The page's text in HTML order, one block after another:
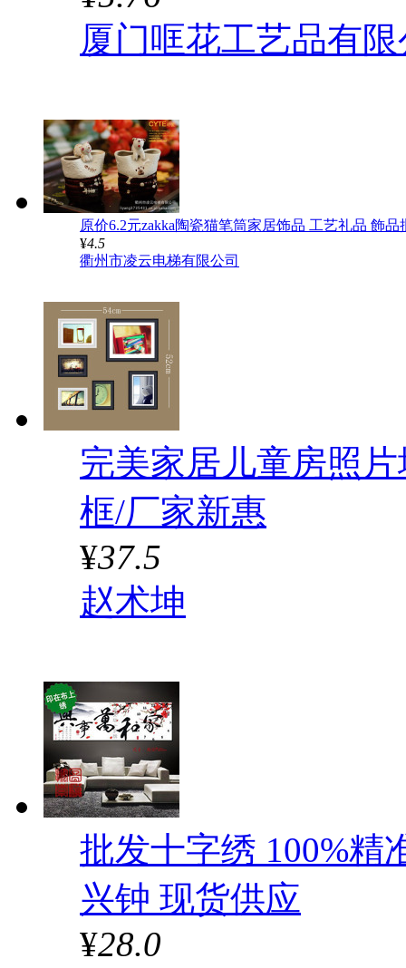
厦门哐花工艺品有
原价6.2元zakka陶瓷猫笔筒家居饰品 工艺礼品 飾品
¥4.5
衢州市凌云电梯有限公司
完美家居儿童房照
框/厂家新惠
¥37.5
赵术坤
批发十字绣 100%精
兴钟 现货供应
¥28.0